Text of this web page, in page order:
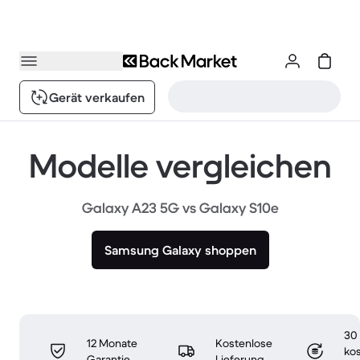
Gerät verkaufen
Modelle vergleichen
Galaxy A23 5G vs Galaxy S10e
Samsung Galaxy shoppen
12 Monate
Kostenlose
30